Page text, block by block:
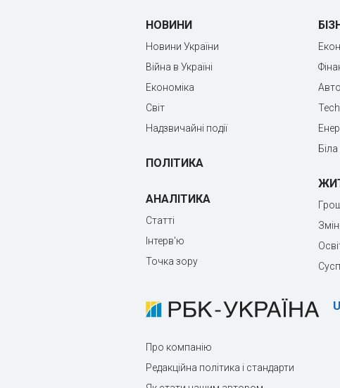
НОВИНИ
Новини України
Війна в Україні
Економіка
Світ
Надзвичайні події
ПОЛІТИКА
АНАЛІТИКА
Статті
Інтерв'ю
Точка зору
Авто
Tech
Про компанію
Редакційна політика і стандарти